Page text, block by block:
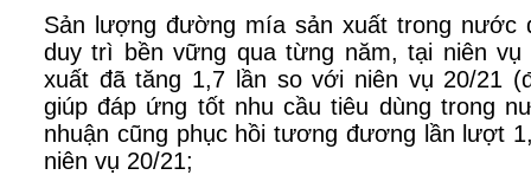
Sản lượng đường mía sản xuất trong nước
duy trì bền vững qua từng năm, tại niên vụ
xuất đã tăng 1,7 lần so với niên vụ 20/21
giúp đáp ứng tốt nhu cầu tiêu dùng trong
nhuận cũng phục hồi tương đương lần lượt
niên vụ 20/21;